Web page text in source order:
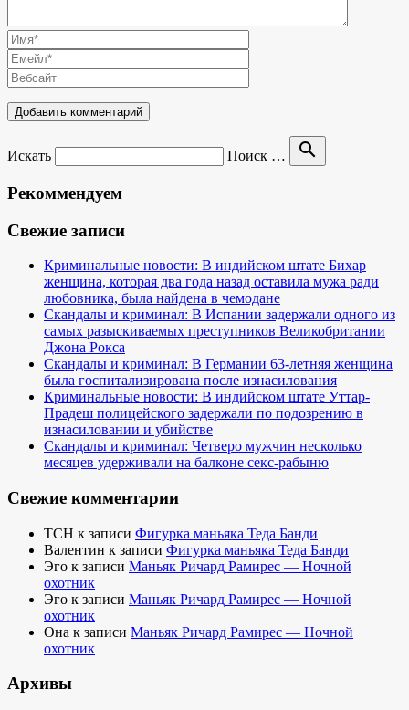
Искать Поиск … search
Рекоммендуем
Свежие записи
Криминальные новости: В индийском штате Бихар
женщина, которая два года назад оставила мужа ради
любовника, была найдена в чемодане
Скандалы и криминал: В Испании задержали одного из
самых разыскиваемых преступников Великобритании
Джона Рокса
Скандалы и криминал: В Германии 63-летняя женщина
была госпитализирована после изнасилования
Криминальные новости: В индийском штате Уттар-
Прадеш полицейского задержали по подозрению в
изнасиловании и убийстве
Скандалы и криминал: Четверо мужчин несколько
месяцев удерживали на балконе секс-рабыню
Свежие комментарии
TCH к записи Фигурка маньяка Теда Банди
Валентин к записи Фигурка маньяка Теда Банди
Эго к записи Маньяк Ричард Рамирес — Ночной
охотник
Эго к записи Маньяк Ричард Рамирес — Ночной
охотник
Она к записи Маньяк Ричард Рамирес — Ночной
охотник
Архивы